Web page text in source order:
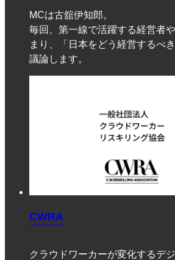
MCは古舘伊知郎。
毎回、第一線で活躍する経営者
まり、「日本をどう経営するべ
議論します。
CWRA
クラウドワーカーが変化するデ